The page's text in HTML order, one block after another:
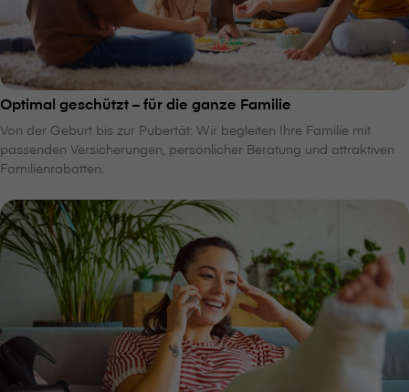
Optimal geschützt – für die ganze Familie
Von der Geburt bis zur Pubertät: Wir begleiten Ihre Familie mit
passenden Versicherungen, persönlicher Beratung und attraktiven
Familienrabatten.